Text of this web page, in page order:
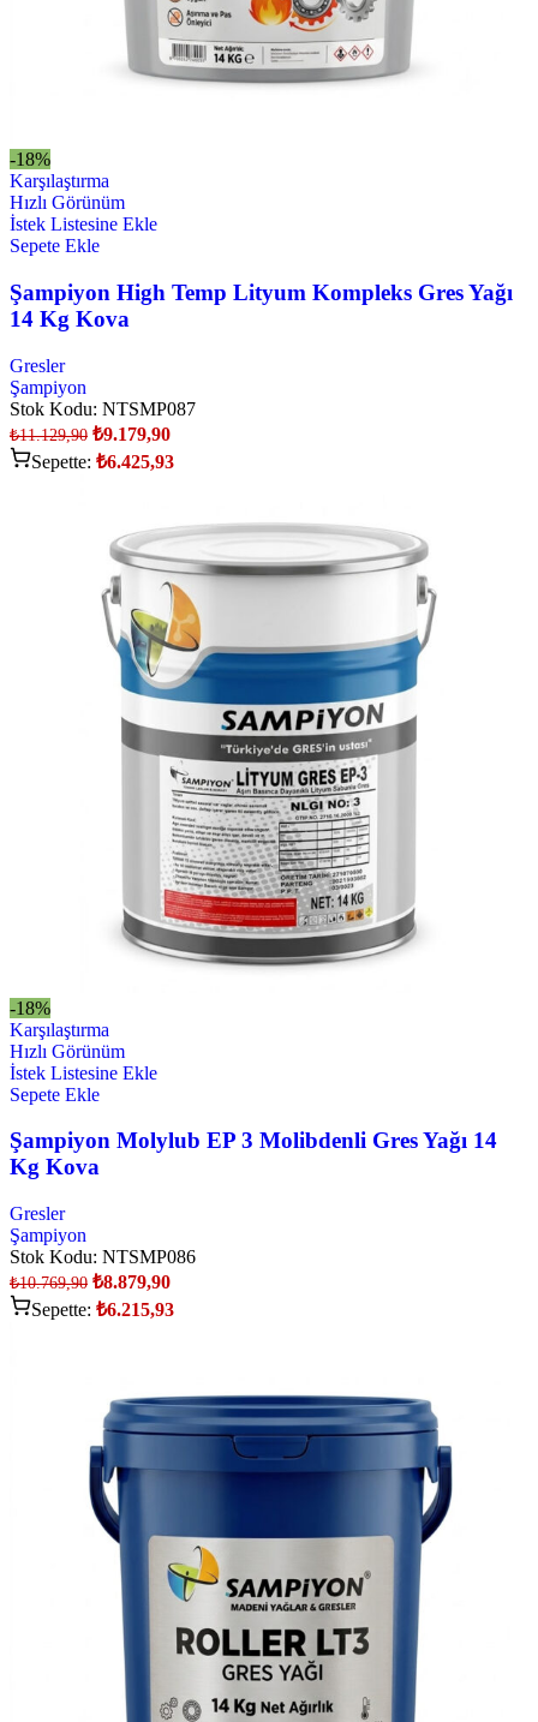
-18%
Karşılaştırma
Hızlı Görünüm
İstek Listesine Ekle
Sepete Ekle
Şampiyon High Temp Lityum Kompleks Gres Yağı
14 Kg Kova
Gresler
Şampiyon
Stok Kodu: NTSMP087
₺11.129,90 ₺9.179,90
Sepette: ₺6.425,93
-18%
Karşılaştırma
Hızlı Görünüm
İstek Listesine Ekle
Sepete Ekle
Şampiyon Molylub EP 3 Molibdenli Gres Yağı 14
Kg Kova
Gresler
Şampiyon
Stok Kodu: NTSMP086
₺10.769,90 ₺8.879,90
Sepette: ₺6.215,93